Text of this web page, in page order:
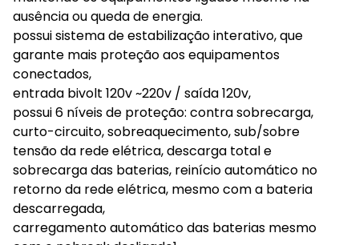
ausência ou queda de energia.
possui sistema de estabilização interativo, que
garante mais proteção aos equipamentos
conectados,
entrada bivolt 120v ~220v / saída 120v,
possui 6 níveis de proteção: contra sobrecarga,
curto-circuito, sobreaquecimento, sub/sobre
tensão da rede elétrica, descarga total e
sobrecarga das baterias, reinício automático no
retorno da rede elétrica, mesmo com a bateria
descarregada,
carregamento automático das baterias mesmo